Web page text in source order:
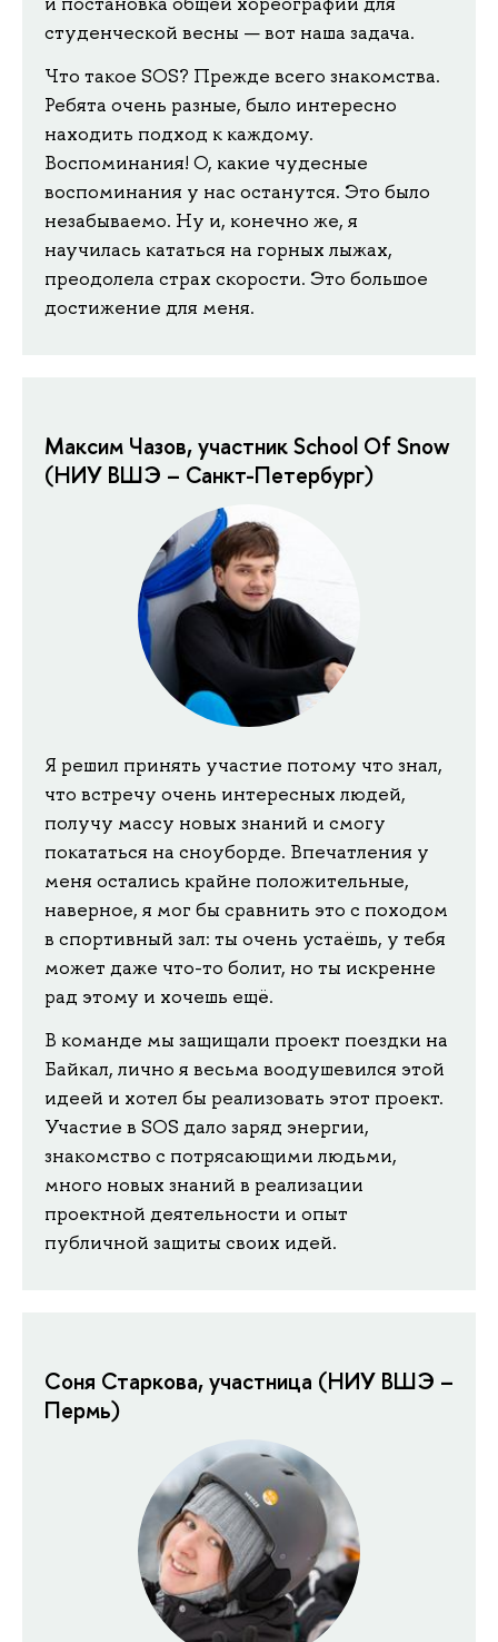
студенческой весны — вот наша задача.
Что такое SOS? Прежде всего знакомства.
Ребята очень разные, было интересно
находить подход к каждому.
Воспоминания! О, какие чудесные
воспоминания у нас останутся. Это было
незабываемо. Ну и, конечно же, я
научилась кататься на горных лыжах,
преодолела страх скорости. Это большое
достижение для меня.
Максим Чазов, участник School Of Snow
(НИУ ВШЭ – Санкт-Петербург)
Я решил принять участие потому что знал,
что встречу очень интересных людей,
получу массу новых знаний и смогу
покататься на сноуборде. Впечатления у
меня остались крайне положительные,
наверное, я мог бы сравнить это с походом
в спортивный зал: ты очень устаёшь, у тебя
может даже что-то болит, но ты искренне
рад этому и хочешь ещё.
В команде мы защищали проект поездки на
Байкал, лично я весьма воодушевился этой
идеей и хотел бы реализовать этот проект.
Участие в SОS дало заряд энергии,
знакомство с потрясающими людьми,
много новых знаний в реализации
проектной деятельности и опыт
публичной защиты своих идей.
Соня Старкова, участница (НИУ ВШЭ –
Пермь)